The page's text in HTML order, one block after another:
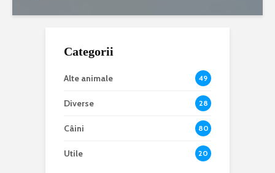
Categorii
Alte animale 49
Diverse 28
Câini 80
Utile 20